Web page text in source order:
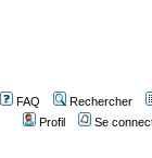
FAQ
Rechercher
Profil
Se